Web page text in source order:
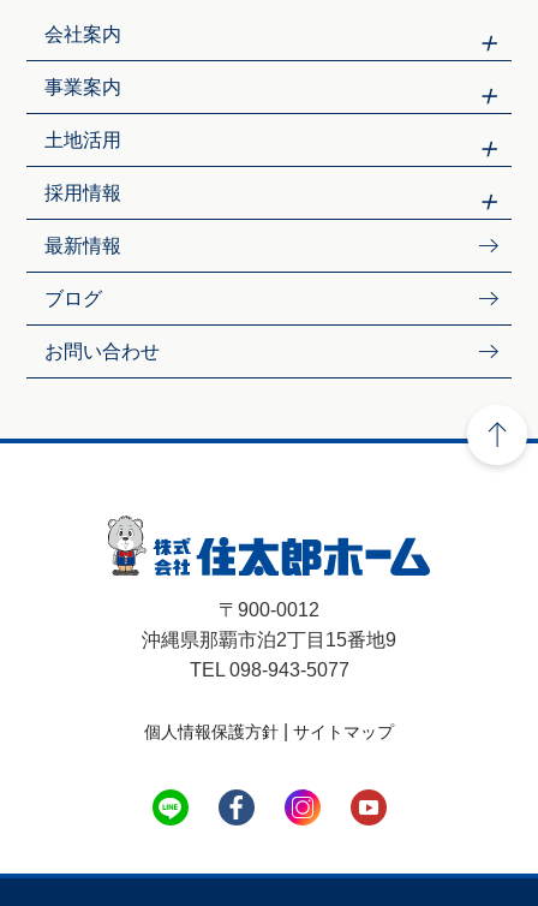
会社案内
事業案内
土地活用
採用情報
最新情報
ブログ
お問い合わせ
〒900-0012
沖縄県那覇市泊2丁目15番地9
TEL 098-943-5077
個人情報保護方針 サイトマップ